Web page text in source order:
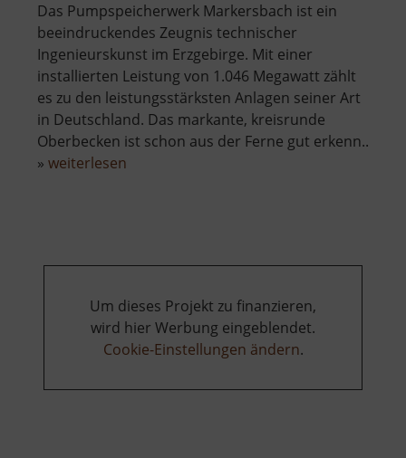
Das Pumpspeicherwerk Markersbach ist ein
beeindruckendes Zeugnis technischer
Ingenieurskunst im Erzgebirge. Mit einer
installierten Leistung von 1.046 Megawatt zählt
es zu den leistungsstärksten Anlagen seiner Art
in Deutschland. Das markante, kreisrunde
Oberbecken ist schon aus der Ferne gut erkenn..
» weiterlesen
Um dieses Projekt zu finanzieren,
wird hier Werbung eingeblendet.
Cookie-Einstellungen ändern.